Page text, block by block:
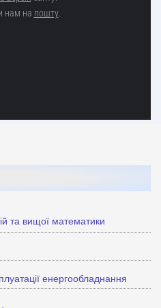
та вищої математики
енергообладнання